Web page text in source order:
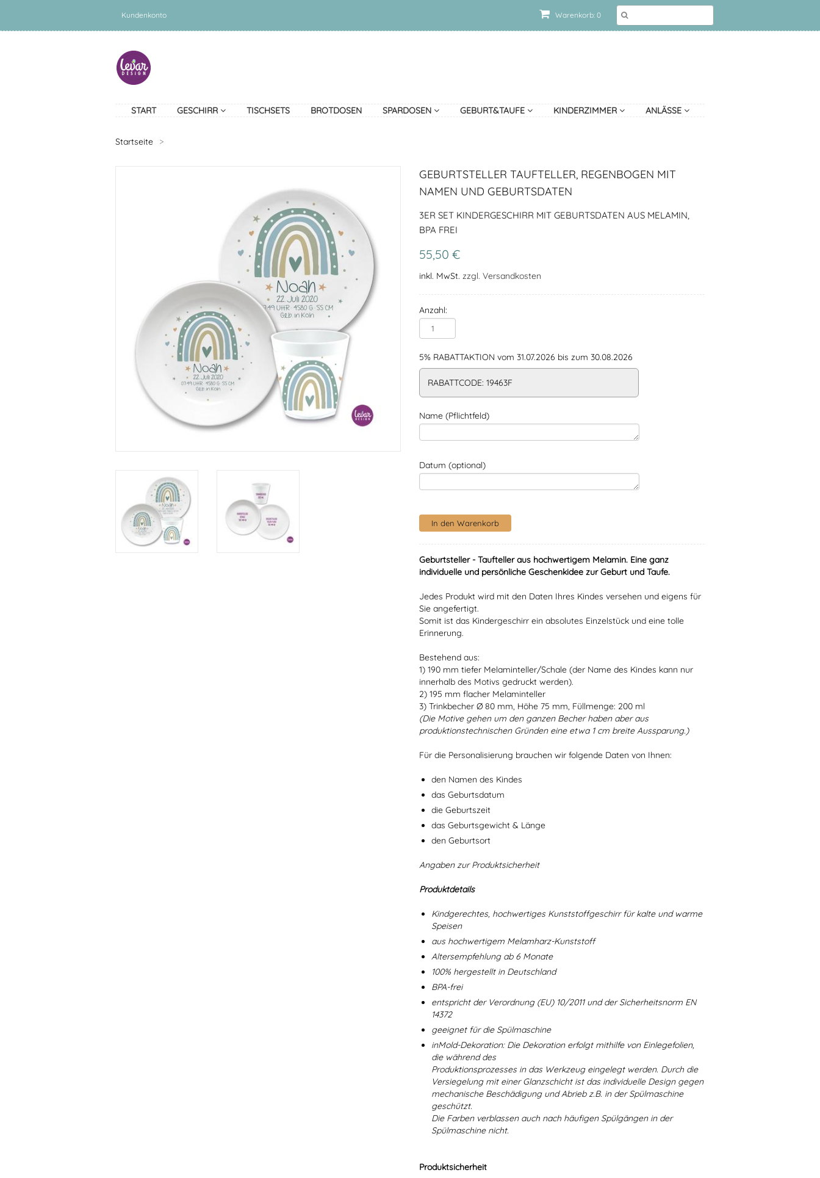
Warenkorb: 0
Kundenkonto
START GESCHIRR TISCHSETS BROTDOSEN SPARDOSEN GEBURT&TAUFE KINDERZIMMER ANLÄSSE
Startseite >
GEBURTSTELLER TAUFTELLER, REGENBOGEN MIT
NAMEN UND GEBURTSDATEN
3ER SET KINDERGESCHIRR MIT GEBURTSDATEN AUS MELAMIN,
BPA FREI
55,50 €
inkl. MwSt. zzgl. Versandkosten
Anzahl:
5% RABATTAKTION vom 31.07.2026 bis zum 30.08.2026
RABATTCODE: 19463F
Name (Pflichtfeld)
Datum (optional)
Geburtsteller - Taufteller aus hochwertigem Melamin. Eine ganz
individuelle und persönliche Geschenkidee zur Geburt und Taufe.
Jedes Produkt wird mit den Daten Ihres Kindes versehen und eigens für
Sie angefertigt.
Somit ist das Kindergeschirr ein absolutes Einzelstück und eine tolle
Erinnerung.
Bestehend aus:
1) 190 mm tiefer Melaminteller/Schale (der Name des Kindes kann nur
innerhalb des Motivs gedruckt werden).
2) 195 mm flacher Melaminteller
3) Trinkbecher Ø 80 mm, Höhe 75 mm, Füllmenge: 200 ml
(Die Motive gehen um den ganzen Becher haben aber aus
produktionstechnischen Gründen eine etwa 1 cm breite Aussparung.)
Für die Personalisierung brauchen wir folgende Daten von Ihnen:
den Namen des Kindes
das Geburtsdatum
die Geburtszeit
das Geburtsgewicht & Länge
den Geburtsort
Angaben zur Produktsicherheit
Produktdetails
Kindgerechtes, hochwertiges Kunststoffgeschirr für kalte und warme
Speisen
aus hochwertigem Melamharz-Kunststoff
Altersempfehlung ab 6 Monate
100% hergestellt in Deutschland
BPA-frei
entspricht der Verordnung (EU) 10/2011 und der Sicherheitsnorm EN
14372
geeignet für die Spülmaschine
inMold-Dekoration: Die Dekoration erfolgt mithilfe von Einlegefolien,
die während des
Produktionsprozesses in das Werkzeug eingelegt werden. Durch die
Versiegelung mit einer Glanzschicht ist das individuelle Design gegen
mechanische Beschädigung und Abrieb z.B. in der Spülmaschine
geschützt.
Die Farben verblassen auch nach häufigen Spülgängen in der
Spülmaschine nicht.
Produktsicherheit